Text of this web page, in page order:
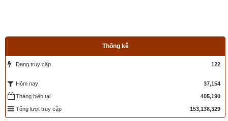
Ngày cần xem
Đang truy cập 122